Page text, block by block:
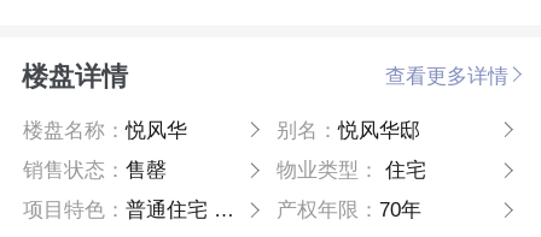
楼盘详情 查看更多详情
楼盘名称：悦风华 别名：悦风华邸
销售状态：售罄 物业类型：
住宅
项目特色：普通住宅 高层 产权年限： 70年